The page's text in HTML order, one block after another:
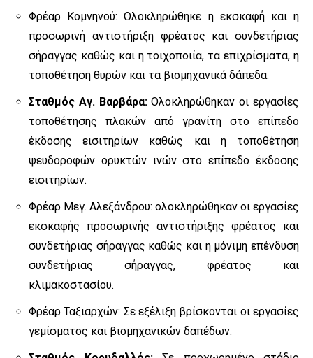
Φρέαρ Κομνηνού: Ολοκληρώθηκε η εκσκαφή και η
προσωρινή αντιστήριξη φρέατος και συνδετήριας
σήραγγας καθώς και η τοιχοποιία, τα επιχρίσματα, η
τοποθέτηση θυρών και τα βιομηχανικά δάπεδα.
Σταθμός Αγ. Βαρβάρα:Ολοκληρώθηκαν οι εργασίες
τοποθέτησης πλακών από γρανίτη στο επίπεδο
έκδοσης εισιτηρίων καθώς και η τοποθέτηση
ψευδοροφών ορυκτών ινών στο επίπεδο έκδοσης
εισιτηρίων.
Φρέαρ Μεγ. Αλεξάνδρου: ολοκληρώθηκαν οι εργασίες
εκσκαφής προσωρινής αντιστήριξης φρέατος και
συνδετήριας σήραγγας καθώς και η μόνιμη επένδυση
συνδετήριας σήραγγας, φρέατος και
κλιμακοστασίου.
Φρέαρ Ταξιαρχών: Σε εξέλιξη βρίσκονται οι εργασίες
γεμίσματος και βιομηχανικών δαπέδων.